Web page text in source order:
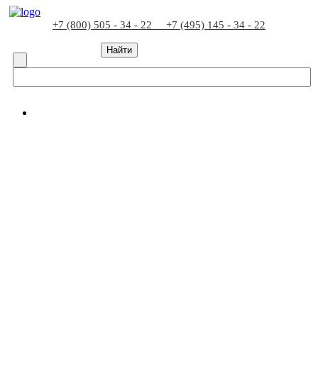
+7 (800) 505 - 34 - 22 +7 (495) 145 - 34 - 22